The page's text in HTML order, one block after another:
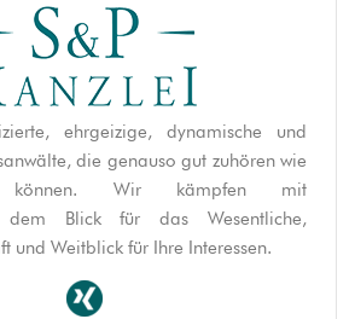
ehrgeizige, dynamische und
die genauso gut zuhören wie
können. Wir kämpfen mit
dem Blick für das Wesentliche,
und Weitblick für Ihre Interessen.